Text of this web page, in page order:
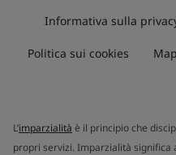
Informativa sulla
Politica sui cookies
L’imparzialità è il principio che
propri servizi. Imparzialità significa